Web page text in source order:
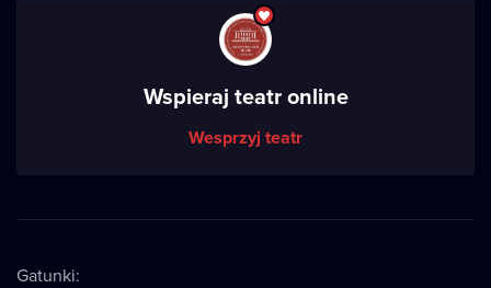
Wspieraj teatr online
Wesprzyj teatr
Gatunki: